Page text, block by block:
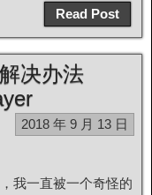
Read Post
决办法
2018 年 9 月 13 日
我一直被一个奇怪的